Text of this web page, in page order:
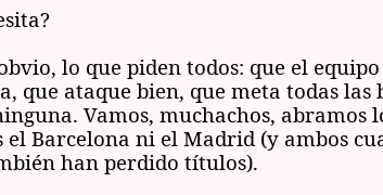
lo que piden todos: que el
que ataque bien, que meta todas las
Vamos, muchachos, abramos
el Barcelona ni el Madrid (y ambos
han perdido títulos).